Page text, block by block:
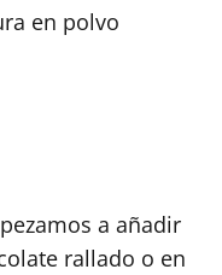
en polvo
a añadir
rallado o en